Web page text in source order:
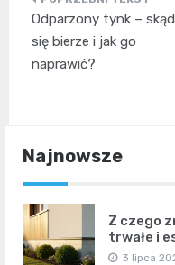
Nawigacja
wpisu
Odparzony tynk – skąd
się bierze i jak go
naprawić?
Najnowsze
Z czego
trwałe i
3 lipca